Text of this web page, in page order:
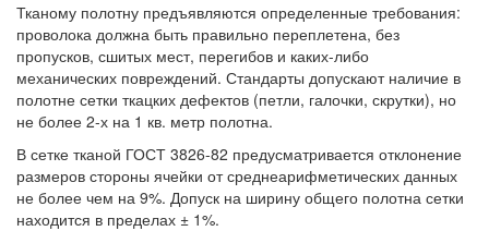
Тканому полотну предъявляются определенные требования:
проволока должна быть правильно переплетена, без
пропусков, сшитых мест, перегибов и каких-либо
механических повреждений. Стандарты допускают наличие в
полотне сетки ткацких дефектов (петли, галочки, скрутки), но
не более 2-х на 1 кв. метр полотна.
В сетке тканой ГОСТ 3826-82 предусматривается отклонение
размеров стороны ячейки от среднеарифметических данных
не более чем на 9%. Допуск на ширину общего полотна сетки
находится в пределах ± 1%.